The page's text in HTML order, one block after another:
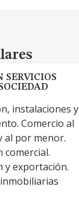
SERVICIOS
instalaciones y
Comercio al
al por menor.
comercial.
y exportación.